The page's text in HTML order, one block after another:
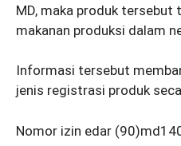
MD, maka produk tersebut
makanan produksi dalam
Informasi tersebut
jenis registrasi produk
Nomor izin edar